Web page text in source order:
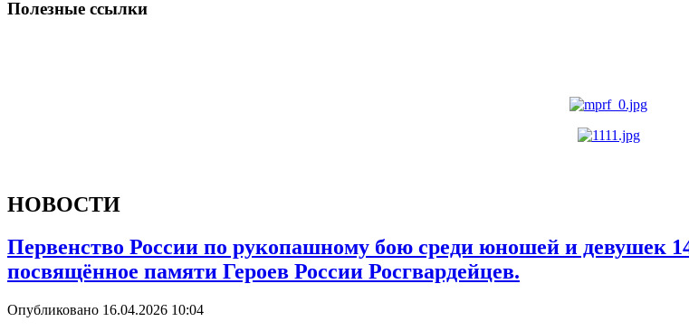
Полезные ссылки
НОВОСТИ
Первенство России по рукопашному бою среди юношей и девушек
посвящённое памяти Героев России Росгвардейцев.
Опубликовано 16.04.2026 10:04